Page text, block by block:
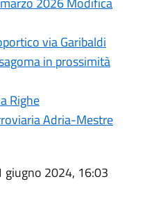
via Garibaldi
in prossimità
Righe
Adria-Mestre
giugno 2024, 16:03